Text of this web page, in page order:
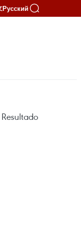
Русский
Resultado